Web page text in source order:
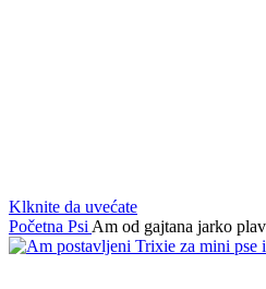
Klknite da uvećate
Početna Psi Am od gajtana jarko